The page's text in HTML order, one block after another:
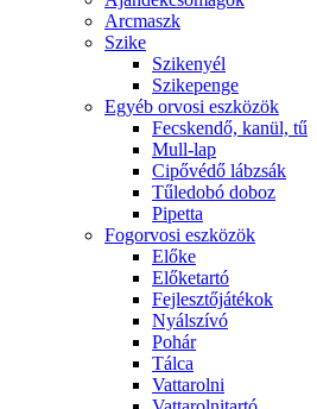
Arcmaszk
Szike
Szikenyél
Szikepenge
Egyéb orvosi eszközök
Fecskendő, kanül, tű
Mull-lap
Cipővédő lábzsák
Tűledobó doboz
Pipetta
Fogorvosi eszközök
Előke
Előketartó
Fejlesztőjátékok
Nyálszívó
Pohár
Tálca
Vattarolni